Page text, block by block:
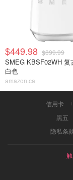
$449.98 $899.99
SMEG KBSF02WH 复
白色
amazon.ca
信用卡
黑五
隐私条